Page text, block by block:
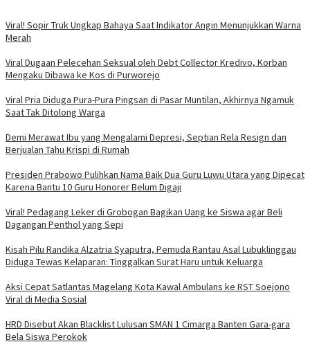
Viral! Sopir Truk Ungkap Bahaya Saat Indikator Angin Menunjukkan Warna
Merah
Viral Dugaan Pelecehan Seksual oleh Debt Collector Kredivo, Korban
Mengaku Dibawa ke Kos di Purworejo
Viral Pria Diduga Pura-Pura Pingsan di Pasar Muntilan, Akhirnya Ngamuk
Saat Tak Ditolong Warga
Demi Merawat Ibu yang Mengalami Depresi, Septian Rela Resign dan
Berjualan Tahu Krispi di Rumah
Presiden Prabowo Pulihkan Nama Baik Dua Guru Luwu Utara yang Dipecat
Karena Bantu 10 Guru Honorer Belum Digaji
Viral! Pedagang Leker di Grobogan Bagikan Uang ke Siswa agar Beli
Dagangan Penthol yang Sepi
Kisah Pilu Randika Alzatria Syaputra, Pemuda Rantau Asal Lubuklinggau
Diduga Tewas Kelaparan: Tinggalkan Surat Haru untuk Keluarga
Aksi Cepat Satlantas Magelang Kota Kawal Ambulans ke RST Soejono
Viral di Media Sosial
HRD Disebut Akan Blacklist Lulusan SMAN 1 Cimarga Banten Gara-gara
Bela Siswa Perokok